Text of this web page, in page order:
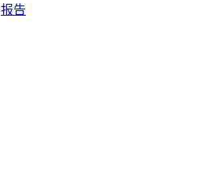
报告